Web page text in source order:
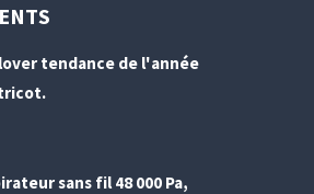
tendance de l'année
sans fil 48 000 Pa,